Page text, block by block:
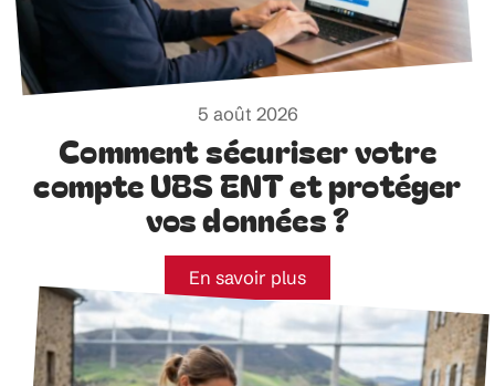
5 août 2026
Comment sécuriser votre
compte UBS ENT et protéger
vos données ?
En savoir plus